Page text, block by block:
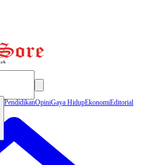
PendidikanOpiniGaya HidupEkonomiEditorial